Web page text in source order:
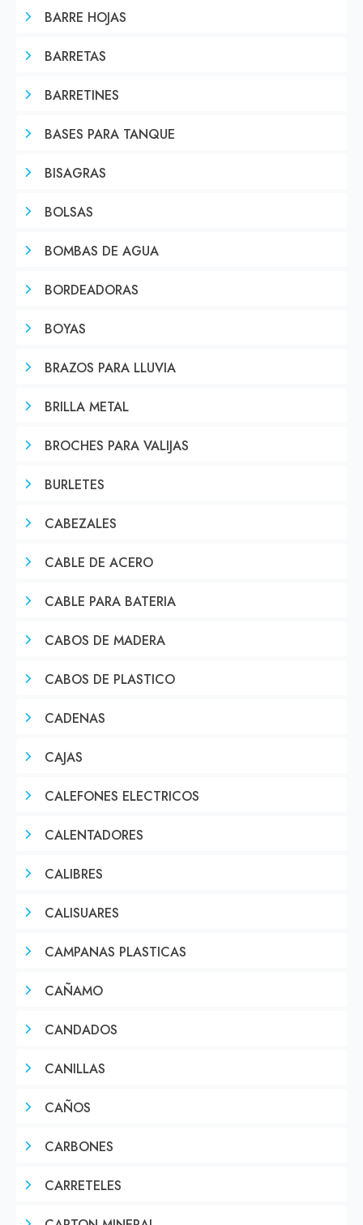
BARRE HOJAS
BARRETAS
BARRETINES
BASES PARA TANQUE
BISAGRAS
BOLSAS
BOMBAS DE AGUA
BORDEADORAS
BOYAS
BRAZOS PARA LLUVIA
BRILLA METAL
BROCHES PARA VALIJAS
BURLETES
CABEZALES
CABLE DE ACERO
CABLE PARA BATERIA
CABOS DE MADERA
CABOS DE PLASTICO
CADENAS
CAJAS
CALEFONES ELECTRICOS
CALENTADORES
CALIBRES
CALISUARES
CAMPANAS PLASTICAS
CAÑAMO
CANDADOS
CANILLAS
CAÑOS
CARBONES
CARRETELES